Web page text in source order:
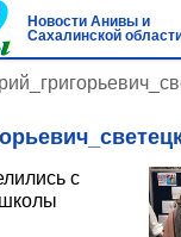
Новости Анивы и
Сахалинской
с